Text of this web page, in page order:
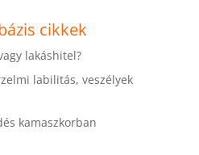
cikkek
lakáshitel?
labilitás, veszélyek
kamaszkorban